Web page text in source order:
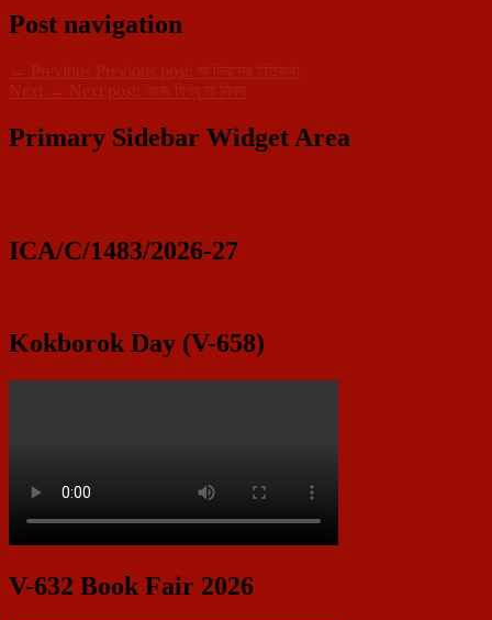
Post navigation
← Previous Previous post:
মা দিবসের ইতিকথা
Next → Next post: আজ বিশ্ব মা দিবস
Primary Sidebar Widget Area
ICA/C/1483/2026-27
Kokborok Day (V-658)
V-632 Book Fair 2026